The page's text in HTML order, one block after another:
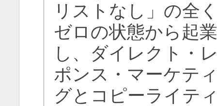
リストなし」の全
ゼロの状態から起業
し、ダイレクト・
ポンス・マーケテ
グとコピーライテ